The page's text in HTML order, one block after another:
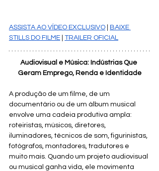
ASSISTA AO VÍDEO EXCLUSIVO
BAIXE
STILLS DO FILME
TRAILER OFICIAL
Audiovisual e Música: Indústrias Que
Geram Emprego, Renda e Identidade
A produção de um filme, de um
documentário ou de um álbum musical
envolve uma cadeia produtiva ampla:
roteiristas, músicos, diretores,
iluminadores, técnicos de som, figurinistas,
fotógrafos, montadores, tradutores e
muito mais. Quando um projeto audiovisual
ou musical ganha vida, ele movimenta